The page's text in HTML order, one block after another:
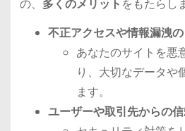
の、 多くのメリット をもたらし
不正アクセスや情報漏洩
あなたのサイトを悪
り、大切なデータや
ます。
ユーザーや取引先からの